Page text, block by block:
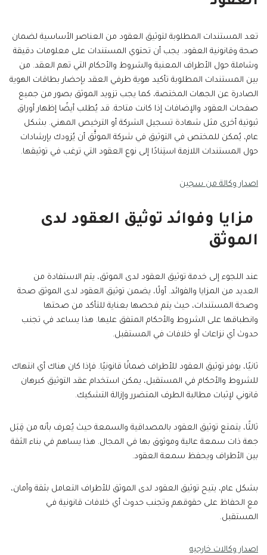
تعد المستندات المطلوبة لتوثيق العقود من العناصر الأساسية لضمان
صحة وقانونية العقود. يجب أن تحتوي المستندات على معلومات دقيقة
وشاملة حول الأطراف المعنية والشروط والأحكام التي تهم العقد. من
بين المستندات المطلوبة تأكيد هوية طرفي العقد بإحضار بطاقات الهوية
الصادرة عن الجهات المختصة، كما يجب تزويد الموثق بصور من جميع
صفحات العقود والإضافات إذا كانت متاحة. قد يُطلب أيضًا إظهار أوراق
ثبوتية أخرى مثل شهادة تسجيل الشركة أو الترخيص المهني. بشكل
عام، يُمكن للمختص في التوثيق في شركة الموثَّق أن يُزودك بإرشادات
حول المستندات اللازمة استِنادًا إلى نوع العقود التي ترغب في توثيقها.
اصدار وكالة من سجين
مزايا وفوائد توثيق العقود لدى
الموثق
عند اللجوء إلى خدمة توثيق العقود لدى الموثق، يتم الاستفادة من
العديد من المزايا والفوائد. أولًا، يضمن توثيق العقود لدى الموثق صحة
وصحة المستندات، حيث يتم فحصها بعناية للتأكد من صحتها
وانطباقها على الشروط والأحكام المتفق عليها. هذا يساعد في تجنب
حدوث أي نزاعات أو خلافات في المستقبل.
ثانيًا، يوفر توثيق العقود للأطراف ضمانًا قانونيًا. فإذا كان هناك أي انتهاك
للشروط والأحكام في المستقبل، يمكن استخدام عقد التوثيق كبرهان
قانوني لإثبات مطالبة الطرف المتضرر وإزالة التشكيك.
ثالثًا، يتمتع توثيق العقود بالمصداقية والسمعة حيث يُعرف بأنه من قِبَل
جهة ذات سمعة عالية وموثوق بها في المجال. هذا يساهم في بناء الثقة
بين الأطراف ويحفظ سمعة العقود.
بشكل عام، يتيح توثيق العقود لدى الموثق للأطراف التعامل بثقة وأمان،
مع الحفاظ على حقوقهم وتجنب حدوث أي خلافات قانونية في
المستقبل.
اصدار وكالات خارجيه